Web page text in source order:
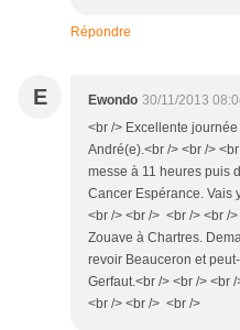
Répondre
E Ewondo 30/11/2013
<br /> Excellente
André(e).<br /> <br />
messe à 11 heures puis
Cancer Espérance. Vais
<br /> <br /> <br /> <br /
Zouave à Chartres.
revoir Beauceron et
Gerfaut.<br /> <br /> <br
<br /> <br /> <br />